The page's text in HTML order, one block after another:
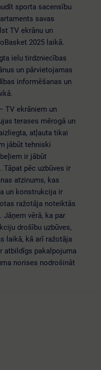
sporta sacensību
savas
TV ekrānu un
2025 laikā.
ielu tirdzniecības
un pārvietojamas
informēšanas un
TV ekrāniem un
terases mērogā un
atļauta tikai
jābūt tehniski
ir jābūt
Tāpat pēc uzbūves ir
atzinums, kas
un konstrukcija ir
ražotāja noteiktās
vērā, ka par
drošību uzbūves,
laikā, kā arī ražotāja
atbildīgs pakalpojuma
norises nodrošināt